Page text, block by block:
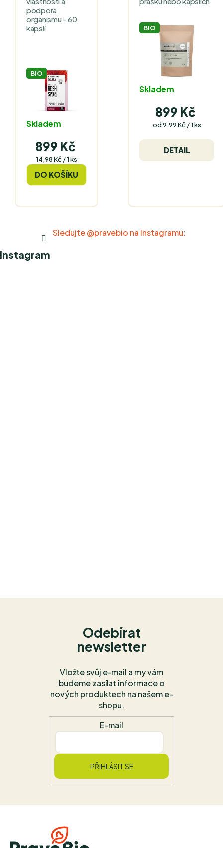
podpora
organismu - 60
kapslí
BIO
Skladem
899 Kč
Měrná
14,98 Kč / 1 ks
DO KOŠÍKU
BIO
Skladem
899 Kč
Měrná
od 9,99 Kč / 1 ks
DETAIL
Sledujte @pravebio na Instagramu:
Instagram
Odebírat
newsletter
Vložte svůj e-mail a my vám
budeme zasílat informace o
nových produktech na našem e-
shopu.
E-mail
PŘIHLÁSIT SE